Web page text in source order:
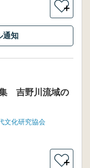
＋
通知
吉野川流域の
文化研究協会
＋